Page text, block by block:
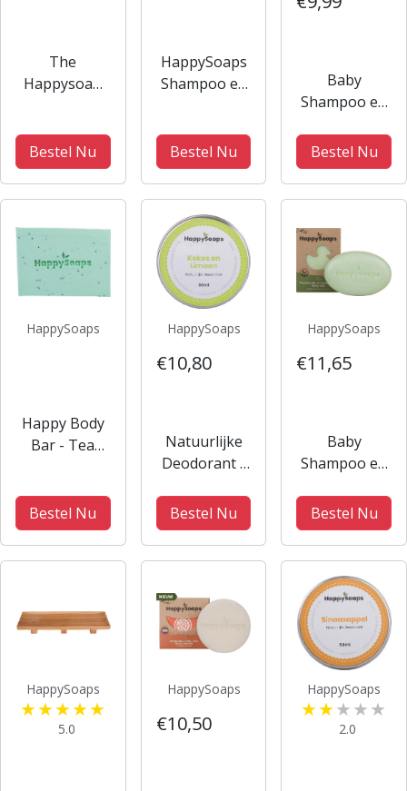
The
Happysoap
natuurlijke
scheerzeep
Bestel Nu
HappySoaps
Shampoo en
you vera
much
Bestel Nu
Baby
Shampoo en
Bar - Little
Sunshine
Bestel Nu
HappySoaps
Happy Body
Bar - Tea
Bestel Nu
HappySoaps
€10,80
Natuurlijke
Deodorant -
Limoen
Bestel Nu
HappySoaps
€11,65
Baby
Shampoo en
Bar - Aloë
You Vera
Much
Bestel Nu
HappySoaps
5.0
HappySoaps
€10,50
HappySoaps
2.0